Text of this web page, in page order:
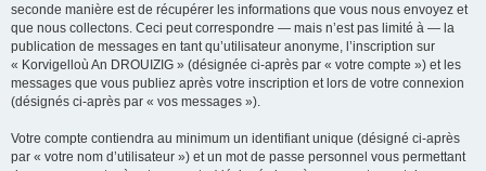
seconde manière est de récupérer les informations que vous nous envoyez et
que nous collectons. Ceci peut correspondre — mais n’est pas limité à — la
publication de messages en tant qu’utilisateur anonyme, l’inscription sur
« Korvigelloù An DROUIZIG » (désignée ci-après par « votre compte ») et les
messages que vous publiez après votre inscription et lors de votre connexion
(désignés ci-après par « vos messages »).
Votre compte contiendra au minimum un identifiant unique (désigné ci-après
par « votre nom d’utilisateur ») et un mot de passe personnel vous permettant